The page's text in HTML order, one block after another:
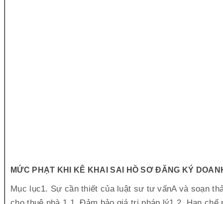
MỨC PHẠT KHI KÊ KHAI SAI HỒ SƠ ĐĂNG KÝ
Mục lục1. Sự cần thiết của luật sư tư vấnA và soạn